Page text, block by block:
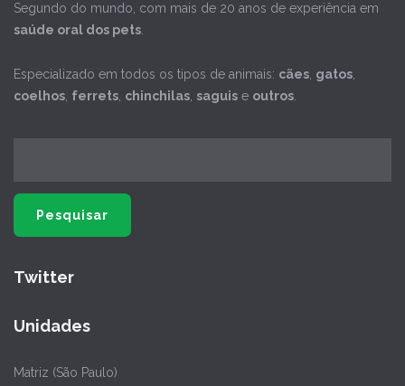
Segundo do mundo, com mais de 20 anos de experiência em
saúde oral dos pets.
Especializado em todos os tipos de animais: cães, gatos,
coelhos, ferrets, chinchilas, saguis e outros.
Twitter
Unidades
Matriz (São Paulo)